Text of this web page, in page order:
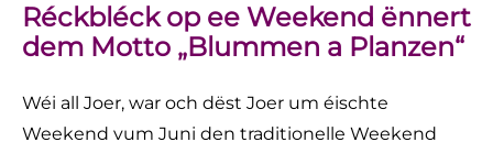
Réckbléck op ee Weekend ënnert
dem Motto „Blummen a Planzen“
Wéi all Joer, war och dëst Joer um éischte
Weekend vum Juni den traditionelle Weekend